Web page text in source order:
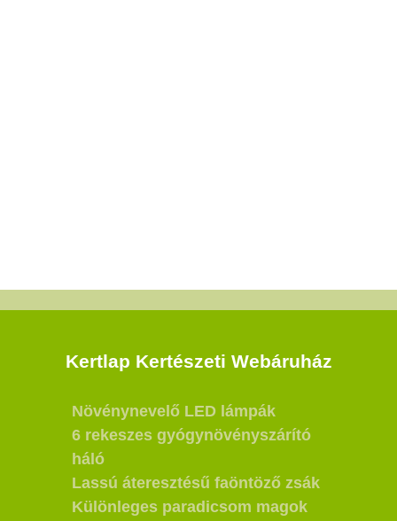
Kertlap Kertészeti Webáruház
Növénynevelő LED lámpák
6 rekeszes gyógynövényszárító
háló
Lassú áteresztésű faöntöző zsák
Különleges paradicsom magok